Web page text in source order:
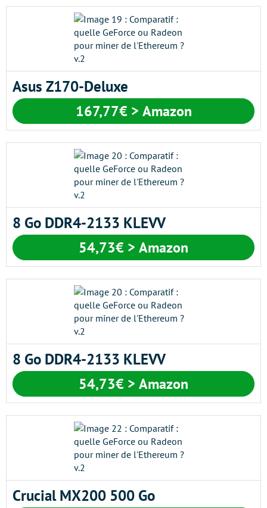
Asus Z170-Deluxe
167,77€ > Amazon
8 Go DDR4-2133 KLEVV
54,73€ > Amazon
8 Go DDR4-2133 KLEVV
54,73€ > Amazon
Crucial MX200 500 Go